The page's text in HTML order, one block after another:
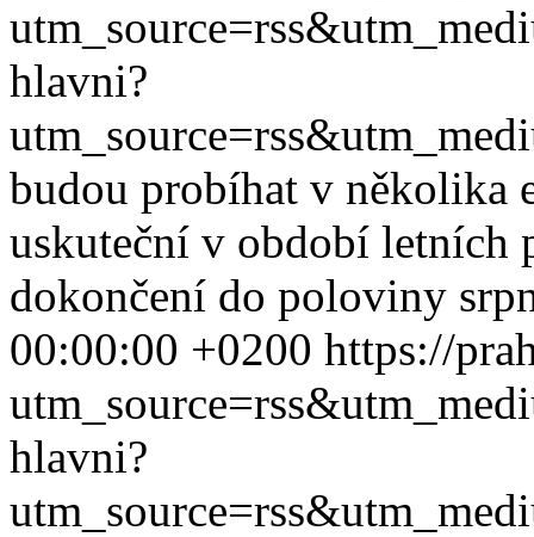
hlavni?
budou probíhat v několika
uskuteční v období letních
dokončení do poloviny
00:00:00 +0200 https://
hlavni?